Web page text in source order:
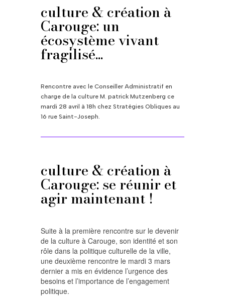
culture & création à
Carouge: un
écosystème vivant
fragilisé...
Rencontre avec le Conseiller Administratif en
charge de la culture M. patrick Mutzenberg ce
mardi 28 avril à 18h chez Stratégies Obliques au
16 rue Saint-Joseph.
culture & création à
Carouge: se réunir et
agir maintenant !
Suite à la première rencontre sur le devenir
de la culture à Carouge, son identité et son
rôle dans la politique culturelle de la ville,
une deuxième rencontre le mardi 3 mars
dernier a mis en évidence l’urgence des
besoins et l’importance de l’engagement
politique.